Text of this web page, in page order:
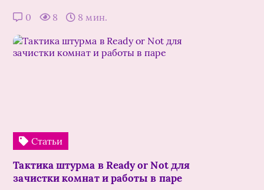
0 8 8 мин.
Статьи
Тактика штурма в Ready or Not для
зачистки комнат и работы в паре